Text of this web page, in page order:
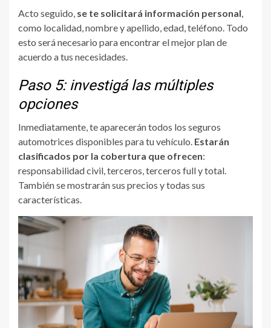
Acto seguido, se te solicitará información personal,
como localidad, nombre y apellido, edad, teléfono. Todo
esto será necesario para encontrar el mejor plan de
acuerdo a tus necesidades.
Paso 5: investigá las múltiples
opciones
Inmediatamente, te aparecerán todos los seguros
automotrices disponibles para tu vehículo. Estarán
clasificados por la cobertura que ofrecen:
responsabilidad civil, terceros, terceros full y total.
También se mostrarán sus precios y todas sus
características.